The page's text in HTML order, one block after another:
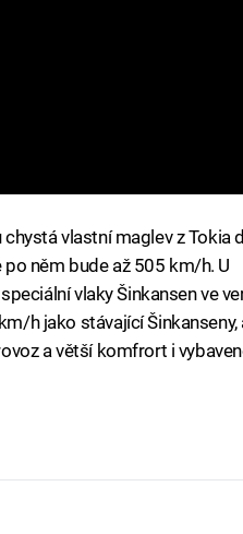
vlastní maglev z Tokia
něm bude až 505 km/h. U
vlaky Šinkansen ve
h jako stávající Šinkanseny,
a větší komfrort i